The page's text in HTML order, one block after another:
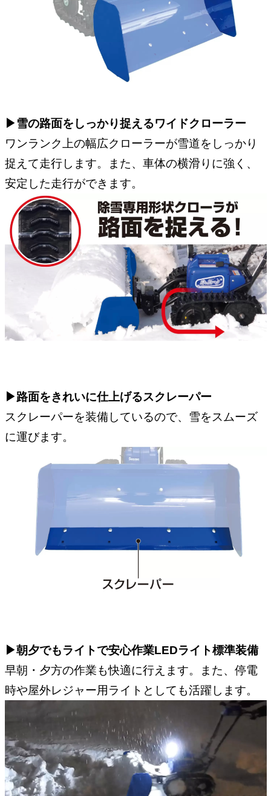
▶︎雪の路面をしっかり捉えるワイドクローラー
ワンランク上の幅広クローラーが雪道をしっかり
捉えて走行します。また、車体の横滑りに強く、
安定した走行ができます。
▶︎路面をきれいに仕上げるスクレーパー
スクレーパーを装備しているので、雪をスムーズ
に運びます。
▶︎朝夕でもライトで安心作業LEDライト標準装備
早朝・夕方の作業も快適に行えます。また、停電
時や屋外レジャー用ライトとしても活躍します。